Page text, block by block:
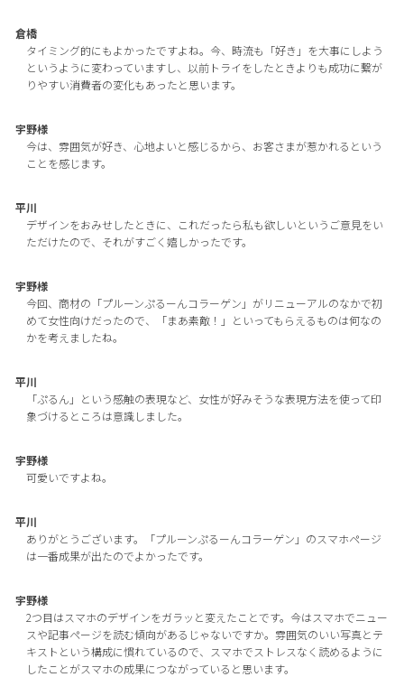
倉橋
タイミング的にもよかったですよね。今、時流も「好き」を大事にしよう
というように変わっていますし、以前トライをしたときよりも成功に繋が
りやすい消費者の変化もあったと思います。
宇野様
今は、雰囲気が好き、心地よいと感じるから、お客さまが惹かれるという
ことを感じます。
平川
デザインをおみせしたときに、これだったら私も欲しいというご意見をい
ただけたので、それがすごく嬉しかったです。
宇野様
今回、商材の「プルーンぷるーんコラーゲン」がリニューアルのなかで初
めて女性向けだったので、「まあ素敵！」といってもらえるものは何なの
かを考えましたね。
平川
「ぷるん」という感触の表現など、女性が好みそうな表現方法を使って印
象づけるところは意識しました。
宇野様
可愛いですよね。
平川
ありがとうございます。「プルーンぷるーんコラーゲン」のスマホページ
は一番成果が出たのでよかったです。
宇野様
2つ目はスマホのデザインをガラッと変えたことです。今はスマホでニュー
スや記事ページを読む傾向があるじゃないですか。雰囲気のいい写真とテ
キストという構成に慣れているので、スマホでストレスなく読めるように
したことがスマホの成果につながっていると思います。